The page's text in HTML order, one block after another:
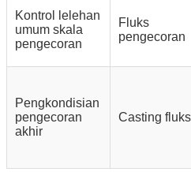
Kontrol lelehan
umum skala
pengecoran
Fluks
pengecoran
Pengkondisian
pengecoran
akhir
Casting fluks